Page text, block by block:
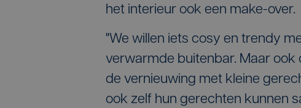
het interieur ook een make-over.
"We willen iets cosy en trendy
verwarmde buitenbar. Maar
de vernieuwing met kleine
ook zelf hun gerechten kunnen